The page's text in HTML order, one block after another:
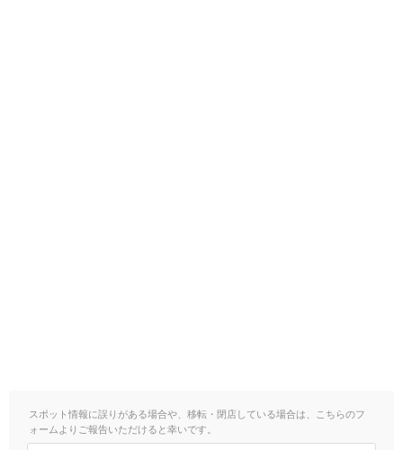
スポット情報に誤りがある場合や、移転・閉店している場合は、こちらのフ
ォームよりご報告いただけると幸いです。